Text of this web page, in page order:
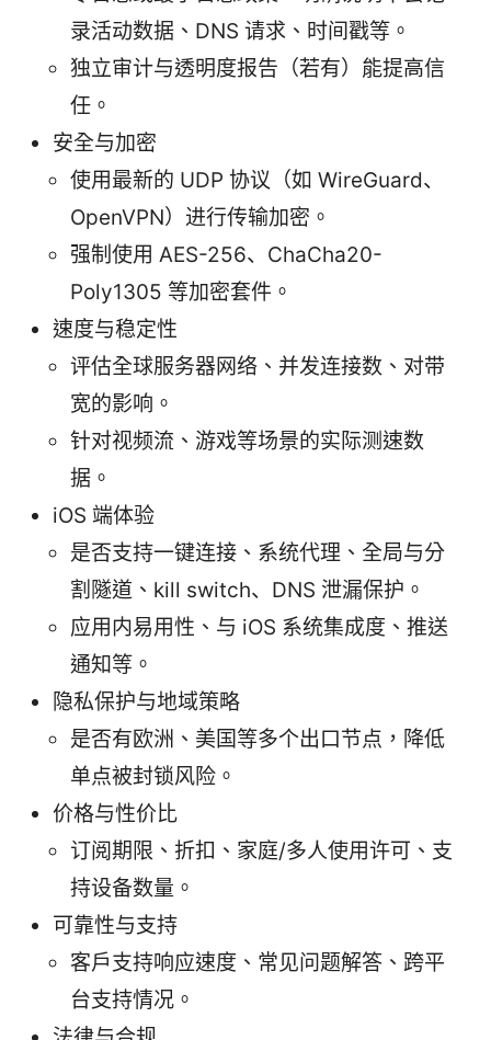
录活动数据、DNS 请求、时间戳等。
独立审计与透明度报告（若有）能提高信
任。
安全与加密
使用最新的 UDP 协议（如 WireGuard、
OpenVPN）进行传输加密。
强制使用 AES-256、ChaCha20-
Poly1305 等加密套件。
速度与稳定性
评估全球服务器网络、并发连接数、对带
宽的影响。
针对视频流、游戏等场景的实际测速数
据。
iOS 端体验
是否支持一键连接、系统代理、全局与分
割隧道、kill switch、DNS 泄漏保护。
应用内易用性、与 iOS 系统集成度、推送
通知等。
隐私保护与地域策略
是否有欧洲、美国等多个出口节点，降低
单点被封锁风险。
价格与性价比
订阅期限、折扣、家庭/多人使用许可、支
持设备数量。
可靠性与支持
客户支持响应速度、常见问题解答、跨平
台支持情况。